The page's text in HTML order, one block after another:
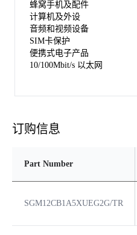
蜂窝手机及配件
计算机及外设
音频和视频设备
SIM卡保护
便携式电子产品
10/100Mbit/s 以太网
订购信息
Part Number
SGM12CB1A5XUEG2G/TR